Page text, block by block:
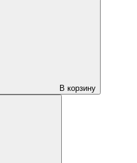
В корзину